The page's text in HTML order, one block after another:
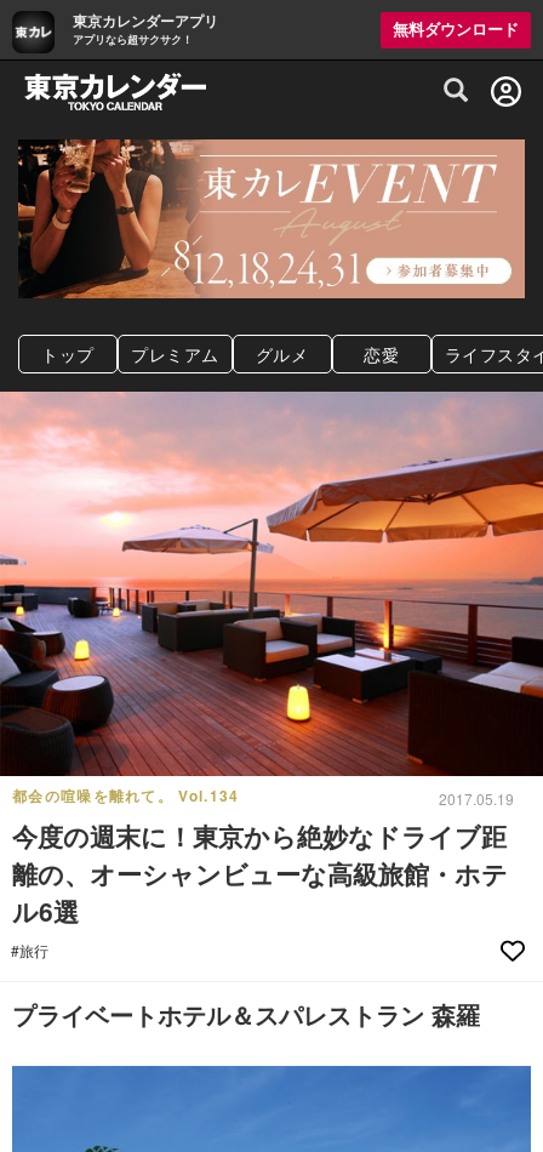
東京カレンダーアプリ
アプリなら超サクサク！
無料ダウンロード
グルメ情報・プレミアムレストラン予約
トップ プレミアム グルメ 恋愛 ライフスタ
都会の喧噪を離れて。 Vol.134 2017.05.19
今度の週末に！東京から絶妙なドライブ距
離の、オーシャンビューな高級旅館・ホテ
ル6選
#旅行
プライベートホテル＆スパレストラン 森羅